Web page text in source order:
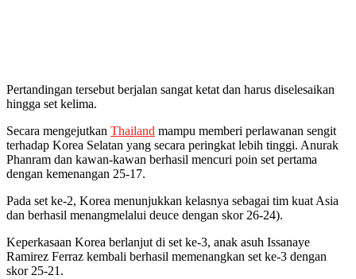
Pertandingan tersebut berjalan sangat ketat dan harus diselesaikan
hingga set kelima.
Secara mengejutkan Thailand mampu memberi perlawanan sengit
terhadap Korea Selatan yang secara peringkat lebih tinggi. Anurak
Phanram dan kawan-kawan berhasil mencuri poin set pertama
dengan kemenangan 25-17.
Pada set ke-2, Korea menunjukkan kelasnya sebagai tim kuat Asia
dan berhasil menangmelalui deuce dengan skor 26-24).
Keperkasaan Korea berlanjut di set ke-3, anak asuh Issanaye
Ramirez Ferraz kembali berhasil memenangkan set ke-3 dengan
skor 25-21.